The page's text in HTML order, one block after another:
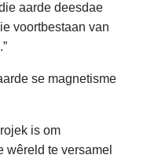
aarde deesdae
voortbestaan van
se magnetisme
is om
wêreld te versamel